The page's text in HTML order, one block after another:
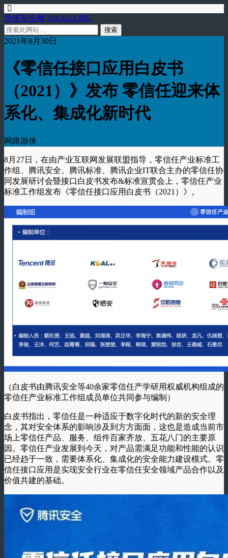
游侠安全网 YouXia.ORG
2021年8月30日
《零信任接口应用白皮书
（2021）》发布 零信任迎来体
系化、集成化新时代
网路游侠
8月27日，在由产业互联网发展联盟指导，零信任产业标准工
作组、腾讯安全、腾讯标准、腾讯企业IT联合主办的零信任协
同发展研讨会暨接口白皮书发布&标准宣贯会上，零信任产业
标准工作组发布《零信任接口应用白皮书（2021）》。
（白皮书由腾讯安全等40余家零信任产学研用权威机构组成的
零信任产业标准工作组成员单位共同参与编制）
白皮书指出，零信任是一种适应于数字化时代的新的安全理
念，其对安全体系的影响涉及到方方面面，这也是造成当前市
场上零信任产品、服务、组件百家齐放、五花八门的主要原
因。零信任产业发展到今天，对产品需满足功能和性能的认识
已经趋于一致，需要体系化、集成化的安全能力建设模式。零
信任接口应用是实现安全行业在零信任安全领域产品合作以及
价值共建的基础。